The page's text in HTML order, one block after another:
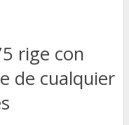
rige con
de cualquier